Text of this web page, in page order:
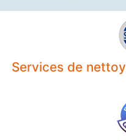
Services de